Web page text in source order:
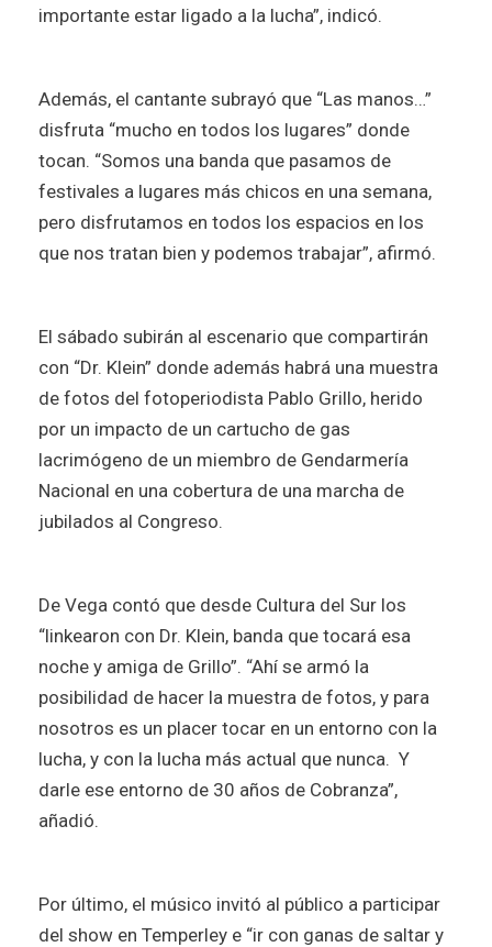
importante estar ligado a la lucha”, indicó.
Además, el cantante subrayó que “Las manos…”
disfruta “mucho en todos los lugares” donde
tocan. “Somos una banda que pasamos de
festivales a lugares más chicos en una semana,
pero disfrutamos en todos los espacios en los
que nos tratan bien y podemos trabajar”, afirmó.
El sábado subirán al escenario que compartirán
con “Dr. Klein” donde además habrá una muestra
de fotos del fotoperiodista Pablo Grillo, herido
por un impacto de un cartucho de gas
lacrimógeno de un miembro de Gendarmería
Nacional en una cobertura de una marcha de
jubilados al Congreso.
De Vega contó que desde Cultura del Sur los
“linkearon con Dr. Klein, banda que tocará esa
noche y amiga de Grillo”. “Ahí se armó la
posibilidad de hacer la muestra de fotos, y para
nosotros es un placer tocar en un entorno con la
lucha, y con la lucha más actual que nunca. Y
darle ese entorno de 30 años de Cobranza”,
añadió.
Por último, el músico invitó al público a participar
del show en Temperley e “ir con ganas de saltar y